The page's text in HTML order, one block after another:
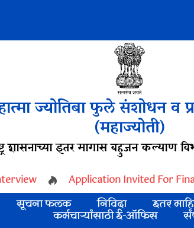
ज्योतिबा फुले संशोधन व
(महाज्योती)
शासनाच्या इतर मागास बहुजन कल्याण
Application Invited For
सूचना फलक निविदा इतर
कर्मचाऱ्यांसाठी ई-ऑफिस